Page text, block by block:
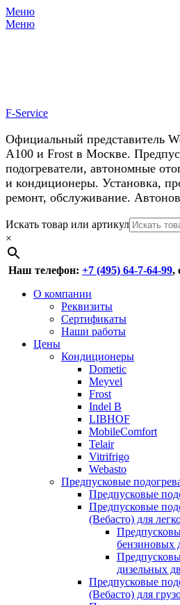
Меню
Меню
F-Service
Официальный представитель
А100 и Frost в Москве.
подогреватели, автономные
и кондиционеры. Установка,
ремонт, обслуживание.
Header
Right
Menu
Перейти
к
содержимому
Искать товар или артикул
×
Наш телефон: +7 (495) 64-7-64-99,
Основное
Перейти
содержимому
О компании
Реквизиты
Сертификаты
Наши работы
Цены
Кондиционеры
Dometic
Meyvel
Frost
Indel B
LIBHOF
MobileComfort
Telair
Vitrifrigo
Webasto
Предпусковые
Предпусковые
Предпусковые
(Вебасто) для
бензиновых
дизельных
Предпусковые
(Вебасто) для
У нас космические